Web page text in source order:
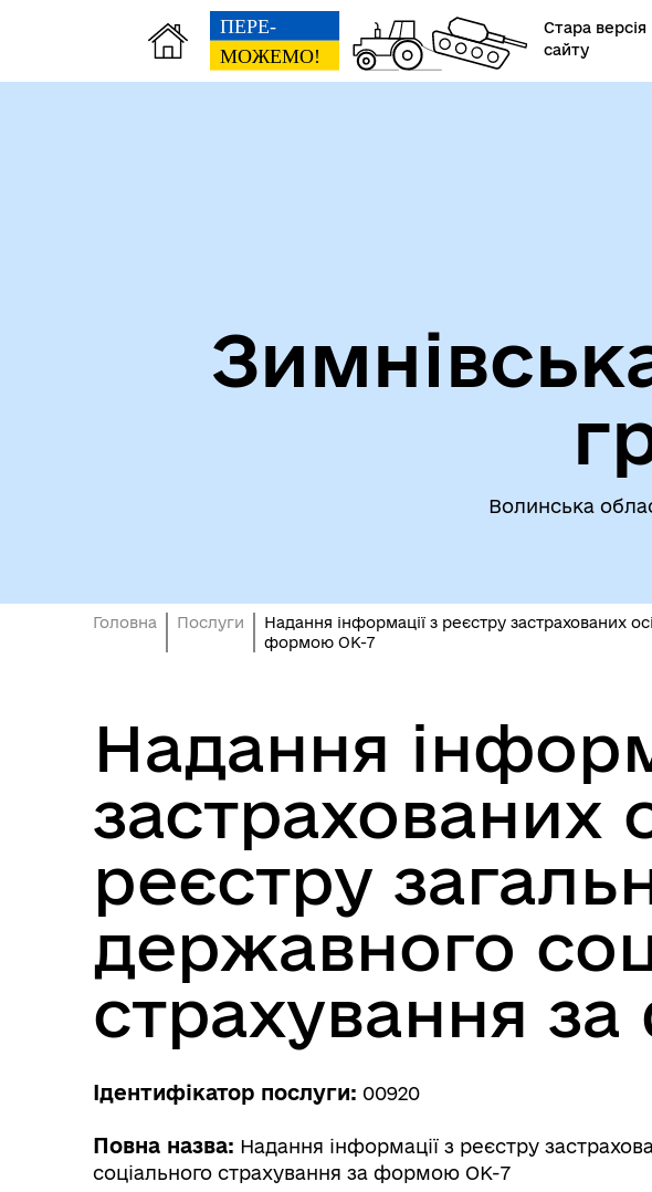
Стара версія
сайту
Волинська
Головна Послуги
Надання інформації з реєстру застрахованих
формою ОК-7
Надання
застрахованих
реєстру
державного
страхування
Ідентифікатор послуги: 00920
Повна назва: Надання інформації з реєстру
соціального страхування за формою ОК-7